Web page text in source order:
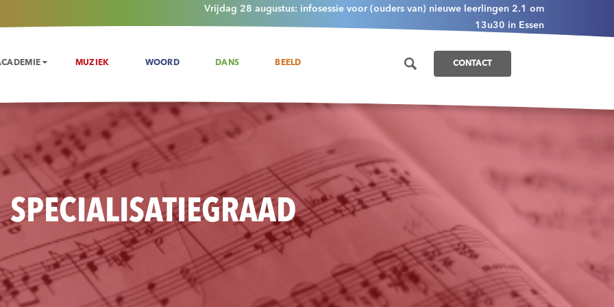
Vrijdag 28 augustus: infosessie voor (ouders van) nieuwe leerlingen 2.1 om
13u30 in Essen
MUZIEK WOORD DANS BEELD CONTACT
SPECIALISATIEGRAAD